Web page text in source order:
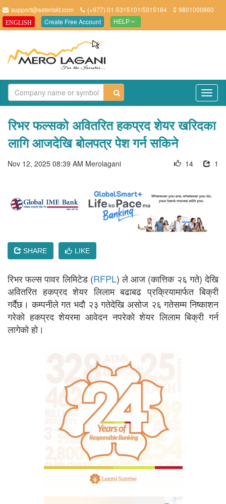
support@asteriskt.com (+977) 01-5315101/5315184 9801000860
ENGLISH Create Free Account HELP
रिभर फल्सको अवितरित हकप्रद शेयर खरिदका
लागि आजदेखि बोलपत्र पेश गर्न सकिने
Nov 12, 2025 08:39 AM Merolagani 1
14
SHARE LIKE
रिभर फल्स पावर लिमिटेड (RFPL) ले आज (कात्तिक २६ गते) देखि
अवितरित हकप्रद शेयर लिलाम बढाबढ प्रक्रियामार्फत बिक्री
गर्दैछ। कम्पनीले गत भदौ २३ गतेदेखि असोज २६ गतेसम्म निष्काशन
गरेको हकप्रद शेयरमा आवेदन नपरेको शेयर लिलाम बिक्री गर्न
लागेको हो।